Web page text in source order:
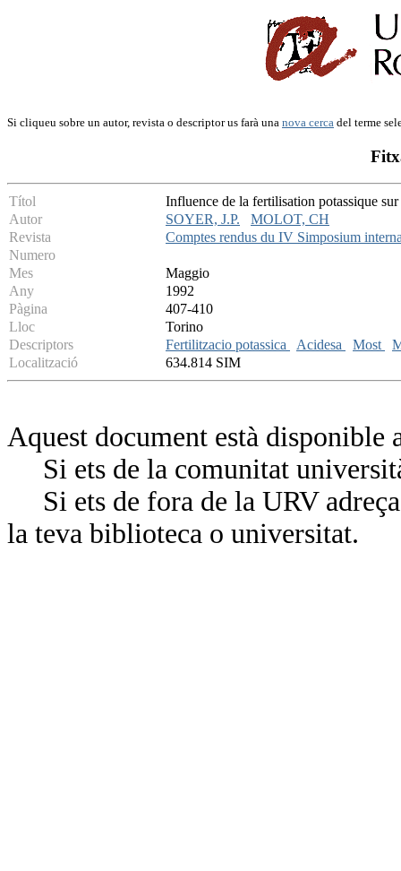
Si cliqueu sobre un autor, revista o descriptor us farà una nova cerca del terme
Títol
Influence de la fertilisation potassique
Autor
SOYER, J.P.
MOLOT, CH
Revista
Comptes rendus du IV Simposium
Numero
Mes
Maggio
Any
1992
Pàgina
407-410
Lloc
Torino
Descriptors
Fertilitzacio potassica Acidesa Most
Localització
634.814 SIM
Aquest document està
Si ets de la comunitat
Si ets de fora de la URV
la teva biblioteca o universitat.